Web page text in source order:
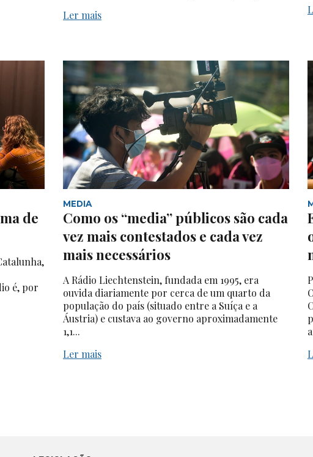
Ler mais
de
é, por
MEDIA
Como os “media” públicos são cada
vez mais contestados e cada vez
mais necessários
A Rádio Liechtenstein, fundada em 1995, era
ouvida diariamente por cerca de um quarto da
população do país (situado entre a Suíça e a
Áustria) e custava ao governo aproximadamente
1,1...
Ler mais